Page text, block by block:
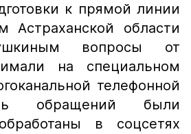
к прямой линии
Астраханской области
вопросы от
на специальном
телефонной
обращений были
в соцсетях